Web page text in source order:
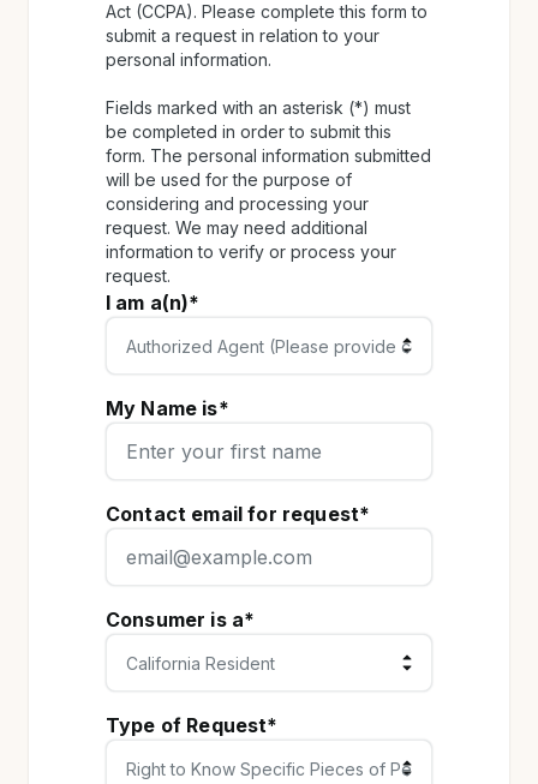
Act (CCPA). Please complete this form to
submit a request in relation to your
personal information.
Fields marked with an asterisk (*) must
be completed in order to submit this
form. The personal information submitted
will be used for the purpose of
considering and processing your
request. We may need additional
information to verify or process your
request.
I am a(n)*
My Name is*
Contact email for request*
Consumer is a*
Type of Request*